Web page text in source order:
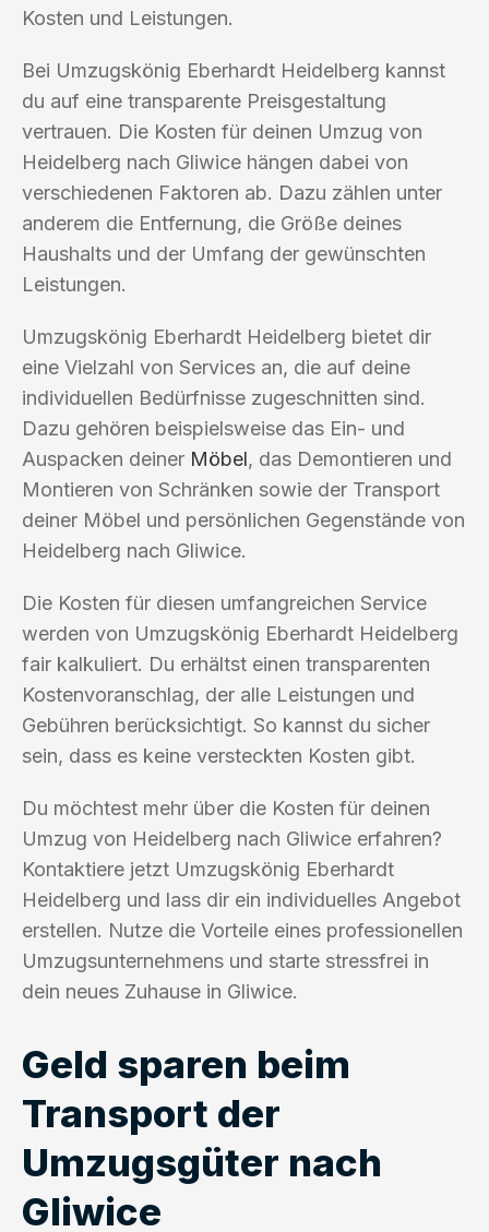
Kosten und Leistungen.
Bei Umzugskönig Eberhardt Heidelberg kannst
du auf eine transparente Preisgestaltung
vertrauen. Die Kosten für deinen Umzug von
Heidelberg nach Gliwice hängen dabei von
verschiedenen Faktoren ab. Dazu zählen unter
anderem die Entfernung, die Größe deines
Haushalts und der Umfang der gewünschten
Leistungen.
Umzugskönig Eberhardt Heidelberg bietet dir
eine Vielzahl von Services an, die auf deine
individuellen Bedürfnisse zugeschnitten sind.
Dazu gehören beispielsweise das Ein- und
Auspacken deiner Möbel, das Demontieren und
Montieren von Schränken sowie der Transport
deiner Möbel und persönlichen Gegenstände von
Heidelberg nach Gliwice.
Die Kosten für diesen umfangreichen Service
werden von Umzugskönig Eberhardt Heidelberg
fair kalkuliert. Du erhältst einen transparenten
Kostenvoranschlag, der alle Leistungen und
Gebühren berücksichtigt. So kannst du sicher
sein, dass es keine versteckten Kosten gibt.
Du möchtest mehr über die Kosten für deinen
Umzug von Heidelberg nach Gliwice erfahren?
Kontaktiere jetzt Umzugskönig Eberhardt
Heidelberg und lass dir ein individuelles Angebot
erstellen. Nutze die Vorteile eines professionellen
Umzugsunternehmens und starte stressfrei in
dein neues Zuhause in Gliwice.
Geld sparen beim
Transport der
Umzugsgüter nach
Gliwice